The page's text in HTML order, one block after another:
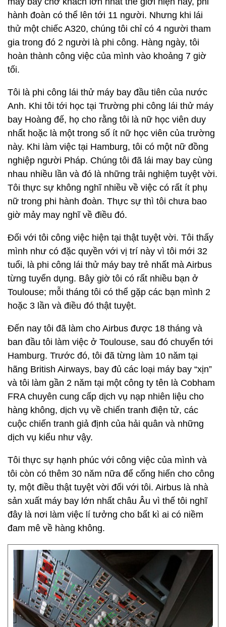
hành đoàn có thể lên tới 11 người. Nhưng khi lái
thử một chiếc A320, chúng tôi chỉ có 4 người tham
gia trong đó 2 người là phi công. Hàng ngày, tôi
hoàn thành công việc của mình vào khoảng 7 giờ
tối.
Tôi là phi công lái thử máy bay đầu tiên của nước
Anh. Khi tôi tới học tại Trường phi công lái thử máy
bay Hoàng đế, họ cho rằng tôi là nữ học viên duy
nhất hoặc là một trong số ít nữ học viên của trường
này. Khi làm việc tại Hamburg, tôi có một nữ đồng
nghiệp người Pháp. Chúng tôi đã lái may bay cùng
nhau nhiều lần và đó là những trải nghiệm tuyệt vời.
Tôi thực sự không nghĩ nhiều về việc có rất ít phụ
nữ trong phi hành đoàn. Thực sự thì tôi chưa bao
giờ mảy may nghĩ về điều đó.
Đối với tôi công việc hiện tại thật tuyệt vời. Tôi thấy
mình như có đặc quyền với vị trí này vì tôi mới 32
tuổi, là phi công lái thử máy bay trẻ nhất mà Airbus
từng tuyển dụng. Bây giờ tôi có rất nhiều bạn ở
Toulouse; mỗi tháng tôi có thể gặp các bạn mình 2
hoặc 3 lần và điều đó thật tuyệt.
Đến nay tôi đã làm cho Airbus được 18 tháng và
ban đầu tôi làm việc ở Toulouse, sau đó chuyển tới
Hamburg. Trước đó, tôi đã từng làm 10 năm tại
hãng British Airways, bay đủ các loại máy bay “xịn”
và tôi làm gần 2 năm tại một công ty tên là Cobham
FRA chuyên cung cấp dịch vụ nạp nhiên liệu cho
hàng không, dịch vụ về chiến tranh điện tử, các
cuộc chiến tranh giả định của hải quân và những
dịch vụ kiểu như vậy.
Tôi thực sự hạnh phúc với công việc của mình và
tôi còn có thêm 30 năm nữa để cống hiến cho công
ty, một điều thật tuyệt vời đối với tôi. Airbus là nhà
sản xuất máy bay lớn nhất châu Âu vì thế tôi nghĩ
đây là nơi làm việc lí tưởng cho bất kì ai có niềm
đam mê về hàng không.